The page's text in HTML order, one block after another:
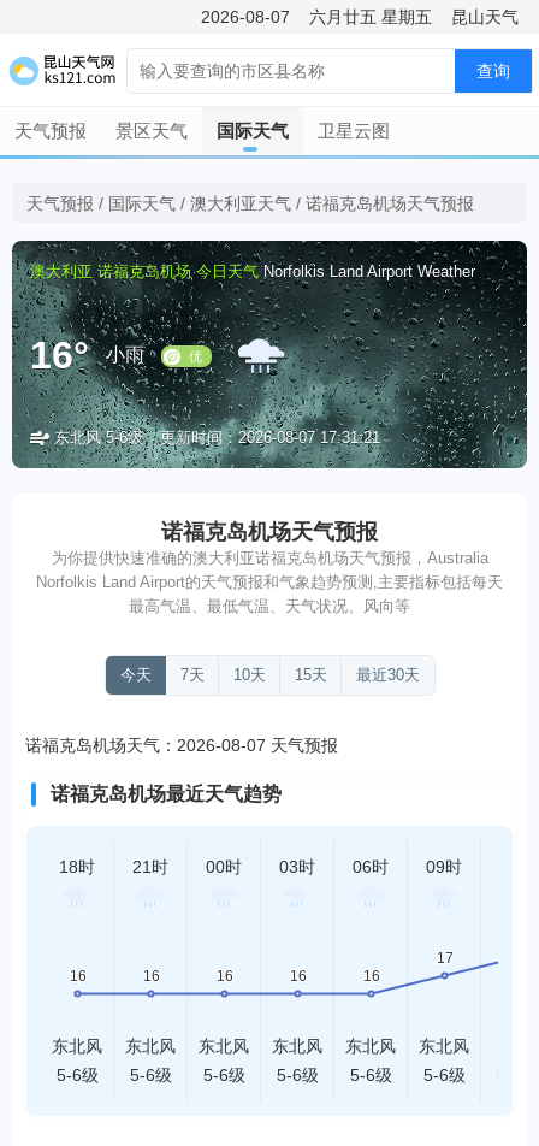
2026-08-07 六月廿五 星期五 昆山天气
查询
天气预报 景区天气 国际天气 卫星云图
天气预报 / 国际天气 / 澳大利亚天气 / 诺福克岛机场天气预报
澳大利亚 诺福克岛机场 今日天气 Norfolkis Land Airport Weather
16° 小雨
优
东北风 5-6级 更新时间：2026-08-07 17:31:21
诺福克岛机场天气预报
为你提供快速准确的澳大利亚诺福克岛机场天气预报，Australia
Norfolkis Land Airport的天气预报和气象趋势预测,主要指标包括每天
最高气温、最低气温、天气状况、风向等
今天 7天 10天 15天 最近30天
诺福克岛机场天气：2026-08-07 天气预报
诺福克岛机场最近天气趋势
18时
东北风
5-6级
21时
东北风
5-6级
00时
东北风
5-6级
03时
东北风
5-6级
06时
东北风
5-6级
09时
东北风
5-6级
5-6级